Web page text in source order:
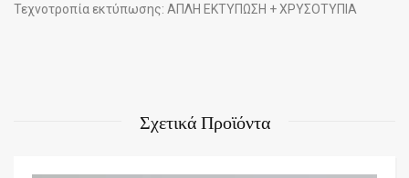
Τεχνοτροπία εκτύπωσης: ΑΠΛΗ ΕΚΤΥΠΩΣΗ + ΧΡΥΣΟΤΥΠΙΑ
Σχετικά Προϊόντα